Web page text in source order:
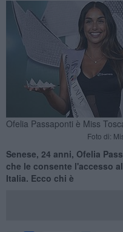
Ofelia Passaponti è Miss
Foto di:
Senese, 24 anni, Ofelia
che le consente l'accesso
Italia. Ecco chi è